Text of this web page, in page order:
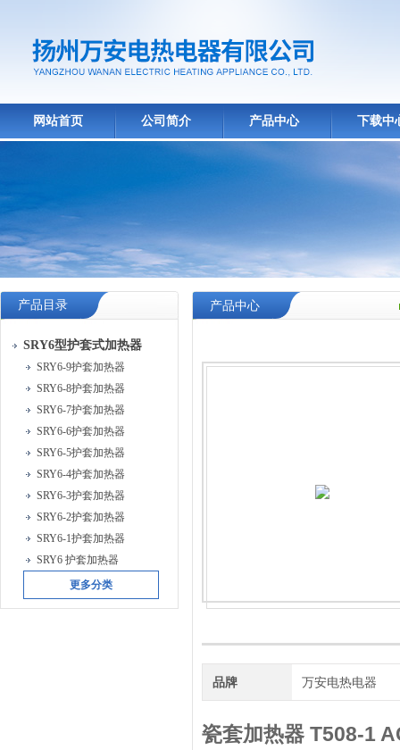
网站首页 公司简介 产品中心 下载中
产品目录
SRY6型护套式加热器
SRY6-9护套加热器
SRY6-8护套加热器
SRY6-7护套加热器
SRY6-6护套加热器
SRY6-5护套加热器
SRY6-4护套加热器
SRY6-3护套加热器
SRY6-2护套加热器
SRY6-1护套加热器
SRY6 护套加热器
更多分类
产品中心
品牌 万安电热电器
瓷套加热器 T508-1